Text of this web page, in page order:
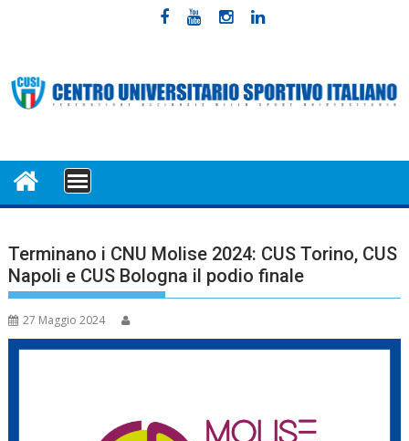
MENU
Terminano i CNU Molise 2024: CUS Torino, CUS
Napoli e CUS Bologna il podio finale
27 Maggio 2024